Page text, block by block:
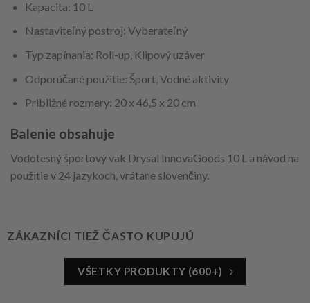
Kapacita: 10 L
Nastaviteľný postroj: Vyberateľný
Typ zapínania: Roll-up, Klipový uzáver
Odporúčané použitie: Šport, Vodné aktivity
Približné rozmery: 20 x 46,5 x 20 cm
Balenie obsahuje
Vodotesný športový vak Drysal InnovaGoods 10 L a návod na
použitie v 24 jazykoch, vrátane slovenčiny.
ZÁKAZNÍCI TIEŽ ČASTO KUPUJÚ
VŠETKY PRODUKTY (600+)